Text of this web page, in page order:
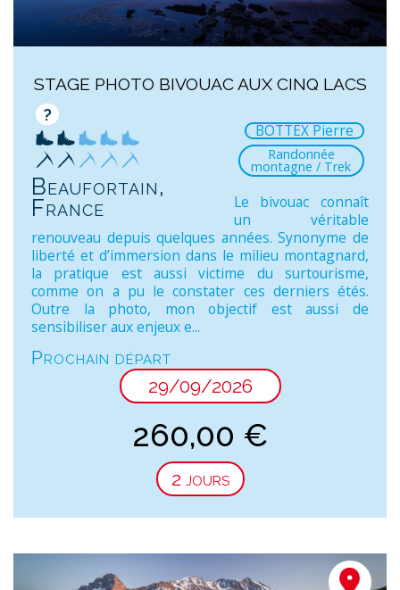
STAGE PHOTO BIVOUAC AUX CINQ LACS
?
Beaufortain,
France
BOTTEX Pierre
Randonnée
montagne / Trek
Le bivouac connaît
un véritable
renouveau depuis quelques années. Synonyme de
liberté et d’immersion dans le milieu montagnard,
la pratique est aussi victime du surtourisme,
comme on a pu le constater ces derniers étés.
Outre la photo, mon objectif est aussi de
sensibiliser aux enjeux e...
Prochain départ
29/09/2026
260,00 €
2 jours